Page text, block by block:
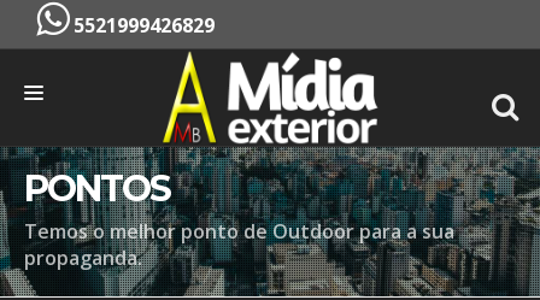
5521999426829
INÍCIO
EMPRESA
SERVIÇOS
PONTOS
Temos o melhor ponto de Outdoor para a sua
propaganda.